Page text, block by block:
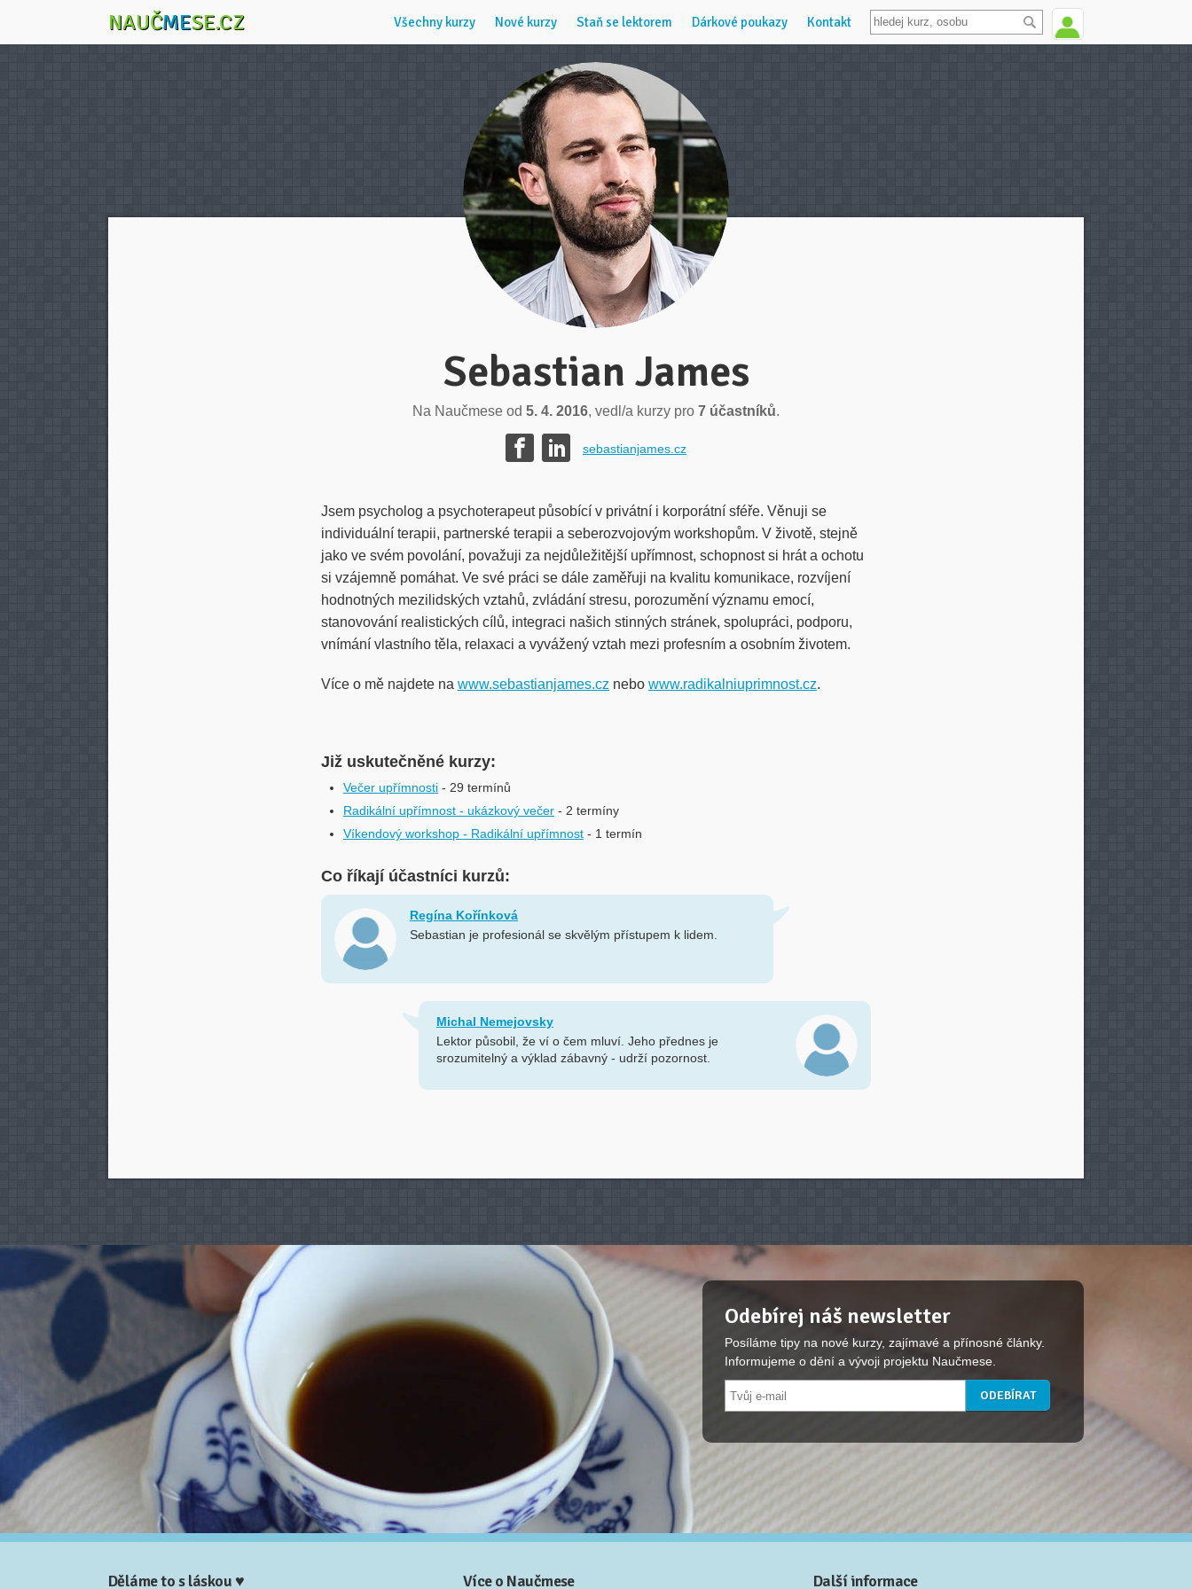
NAUČMESE.CZ Všechny kurzy Nové kurzy Staň se lektorem Dárkové poukazy Kontakt
Sebastian James
Na Naučmese od 5. 4. 2016, vedl/a kurzy pro 7 účastníků.
sebastianjames.cz
Jsem psycholog a psychoterapeut působící v privátní i korporátní sféře. Věnuji se
individuální terapii, partnerské terapii a seberozvojovým workshopům. V životě, stejně
jako ve svém povolání, považuji za nejdůležitější upřímnost, schopnost si hrát a ochotu
si vzájemně pomáhat. Ve své práci se dále zaměřuji na kvalitu komunikace, rozvíjení
hodnotných mezilidských vztahů, zvládání stresu, porozumění významu emocí,
stanovování realistických cílů, integraci našich stinných stránek, spolupráci, podporu,
vnímání vlastního těla, relaxaci a vyvážený vztah mezi profesním a osobním životem.
Více o mě najdete na www.sebastianjames.cz nebo www.radikalniuprimnost.cz.
Již uskutečněné kurzy:
Večer upřímnosti - 29 termínů
Radikální upřímnost - ukázkový večer - 2 termíny
Víkendový workshop - Radikální upřímnost - 1 termín
Co říkají účastníci kurzů:
Regína Kořínková
Sebastian je profesionál se skvělým přístupem k lidem.
Michal Nemejovsky
Lektor působil, že ví o čem mluví. Jeho přednes je
srozumitelný a výklad zábavný - udrží pozornost.
Odebírej náš newsletter
Posíláme tipy na nové kurzy, zajímavé a přínosné články.
Informujeme o dění a vývoji projektu Naučmese.
Děláme to s láskou ♥ Více o Naučmese Další informace